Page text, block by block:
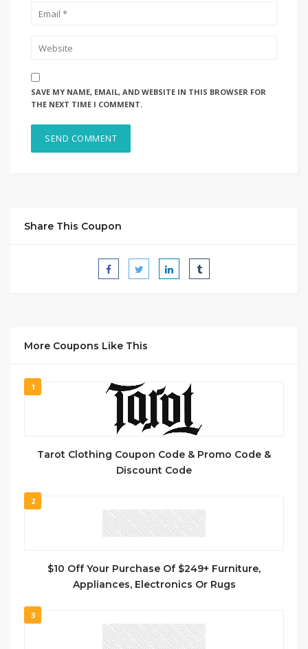
SAVE MY NAME, EMAIL, AND WEBSITE IN THIS BROWSER FOR
THE NEXT TIME I COMMENT.
Share This Coupon
More Coupons Like This
1
Tarot Clothing Coupon Code & Promo Code &
Discount Code
2
$10 Off Your Purchase Of $249+ Furniture,
Appliances, Electronics Or Rugs
3